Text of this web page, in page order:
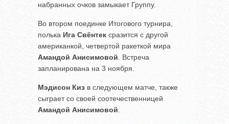
набранных очков замыкает Группу.
Во втором поединке Итогового турнира,
полька Ига Свёнтек сразится с другой
американкой, четвертой ракеткой мира
Амандой Анисимовой. Встреча
запланирована на 3 ноября.
Мэдисон Киз в следующем матче, также
сыграет со своей соотечественницей
Амандой Анисимовой.